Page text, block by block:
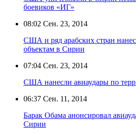
боевиков «ИГ»
08:02 Сен. 23, 2014
США и ряд арабских стран
объектам в Сирии
07:04 Сен. 23, 2014
США нанесли авиаудары по
06:37 Сен. 11, 2014
Барак Обама анонсировал
Сирии